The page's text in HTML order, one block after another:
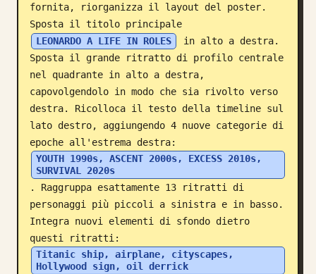
Aggiornamenti
fornita, riorganizza il layout del poster.
Sposta il titolo principale
LEONARDO A LIFE IN ROLES
in alto a destra.
Sposta il grande ritratto di profilo centrale
nel quadrante in alto a destra,
capovolgendolo in modo che sia rivolto verso
destra. Ricolloca il testo della timeline sul
lato destro, aggiungendo 4 nuove categorie di
epoche all'estrema destra:
YOUTH 1990s, ASCENT 2000s, EXCESS 2010s,
SURVIVAL 2020s
. Raggruppa esattamente 13 ritratti di
personaggi più piccoli a sinistra e in basso.
Integra nuovi elementi di sfondo dietro
questi ritratti:
Titanic ship, airplane, cityscapes,
Hollywood sign, oil derrick